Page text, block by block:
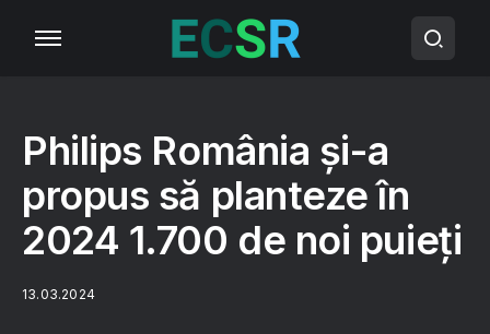
Philips România și-a
propus să planteze în
2024 1.700 de noi puieți
13.03.2024